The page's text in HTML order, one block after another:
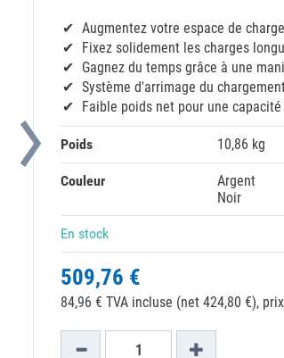
Augmentez votre espace de
Fixez solidement les charges
Gagnez du temps grâce à une
Système d'arrimage du
Faible poids net pour une
Poids 10,86 kg
Couleur
Argent
Noir
En stock
509,76 €
84,96 € TVA incluse (net 424,80 €),